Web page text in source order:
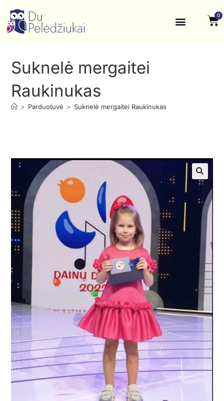
0
Suknelė mergaitei
Raukinukas
> Parduotuvė > Suknelė mergaitei Raukinukas
🔍